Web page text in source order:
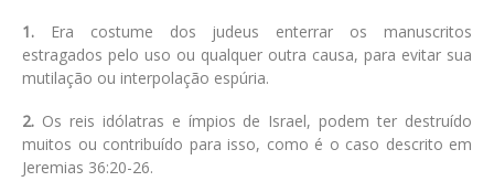
1. Era costume dos judeus enterrar os manuscritos
estragados pelo uso ou qualquer outra causa, para evitar sua
mutilação ou interpolação espúria.
2. Os reis idólatras e ímpios de Israel, podem ter destruído
muitos ou contribuído para isso, como é o caso descrito em
Jeremias 36:20-26.